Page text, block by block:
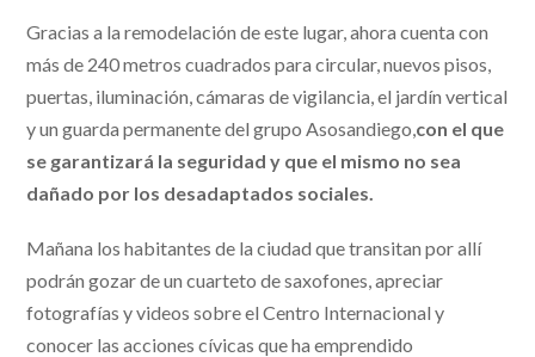
Gracias a la remodelación de este lugar, ahora cuenta con
más de 240 metros cuadrados para circular, nuevos pisos,
puertas, iluminación, cámaras de vigilancia, el jardín vertical
y un guarda permanente del grupo Asosandiego, con el que
se garantizará la seguridad y que el mismo no sea
dañado por los desadaptados sociales.
Mañana los habitantes de la ciudad que transitan por allí
podrán gozar de un cuarteto de saxofones, apreciar
fotografías y videos sobre el Centro Internacional y
conocer las acciones cívicas que ha emprendido